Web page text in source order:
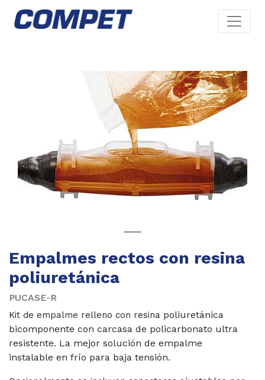
Previous Next
Empalmes rectos con resina
poliuretánica
PUCASE-R
Kit de empalme relleno con resina poliuretánica
bicomponente con carcasa de policarbonato ultra
resistente. La mejor solución de empalme
instalable en frío para baja tensión.